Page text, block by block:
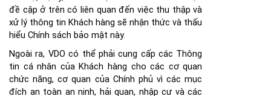
đề cập ở trên có liên quan đến việc thu thập và
xử lý thông tin Khách hàng sẽ nhận thức và thấu
hiểu Chính sách bảo mật này.
Ngoài ra, VDO có thể phải cung cấp các Thông
tin cá nhân của Khách hàng cho các cơ quan
chức năng, cơ quan của Chính phủ vì các mục
đích an toàn an ninh, hải quan, nhập cư và các